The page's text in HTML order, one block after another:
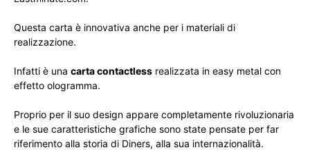
Questa carta è innovativa anche per i materiali di
realizzazione.
Infatti è una carta contactless realizzata in easy metal con
effetto ologramma.
Proprio per il suo design appare completamente rivoluzionaria
e le sue caratteristiche grafiche sono state pensate per far
riferimento alla storia di Diners, alla sua internazionalità.